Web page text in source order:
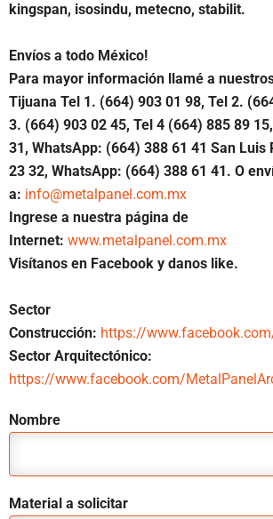
kingspan, isosindu, metecno, stabilit.
Envíos a todo México!
Para mayor información llamé a
Tijuana Tel 1. (664) 903 01 98, Tel 2.
3. (664) 903 02 45, Tel 4 (664) 885 89
31, WhatsApp: (664) 388 61 41 San Luis
23 32, WhatsApp: (664) 388 61 41. O
a: info@metalpanel.com.mx
Ingrese a nuestra página de
Internet: www.metalpanel.com.mx
Visítanos en Facebook y danos like.
Sector
Construcción: https://
Sector Arquitectónico:
https://www.facebook.com/
Nombre
Material a solicitar